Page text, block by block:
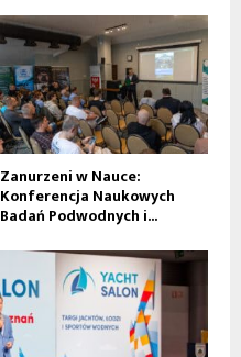
Zanurzeni w Nauce:
Konferencja Naukowych
Badań Podwodnych i...